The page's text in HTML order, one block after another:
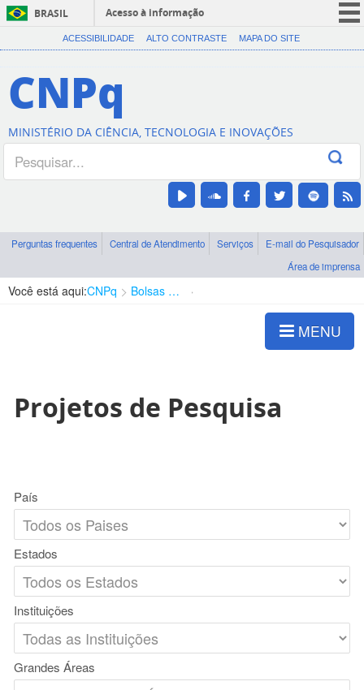
BRASIL
Acesso à informação
CORONAVÍRUS (COVID-19)
Canais
ACESSIBILIDADE ALTO CONTRASTE MAPA DO SITE
CNPq
MINISTÉRIO DA CIÊNCIA, TECNOLOGIA E INOVAÇÕES
Perguntas frequentes Central de Atendimento Serviços
E-mail do Pesquisador
Área de imprensa
Você está aqui:CNPq Bolsas e Auxílios Vigentes
MENU
Projetos de Pesquisa
País
Estados
Instituições
Grandes Áreas